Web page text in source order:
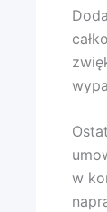
w